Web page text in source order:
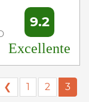
9.2
Excellente
❮ 1 2 3